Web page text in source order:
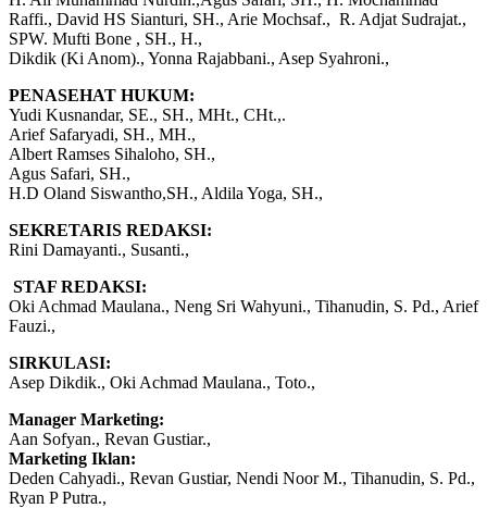
Raffi., David HS Sianturi, SH., Arie Mochsaf., R. Adjat Sudrajat.,
SPW. Mufti Bone , SH., H.,
Dikdik (Ki Anom)., Yonna Rajabbani., Asep Syahroni.,
PENASEHAT HUKUM:
Yudi Kusnandar, SE., SH., MHt., CHt.,.
Arief Safaryadi, SH., MH.,
Albert Ramses Sihaloho, SH.,
Agus Safari, SH.,
H.D Oland Siswantho,SH., Aldila Yoga, SH.,
SEKRETARIS REDAKSI:
Rini Damayanti., Susanti.,
STAF REDAKSI:
Oki Achmad Maulana., Neng Sri Wahyuni., Tihanudin, S. Pd., Arief
Fauzi.,
SIRKULASI:
Asep Dikdik., Oki Achmad Maulana., Toto.,
Manager Marketing:
Aan Sofyan., Revan Gustiar.,
Marketing Iklan:
Deden Cahyadi., Revan Gustiar, Nendi Noor M., Tihanudin, S. Pd.,
Ryan P Putra.,